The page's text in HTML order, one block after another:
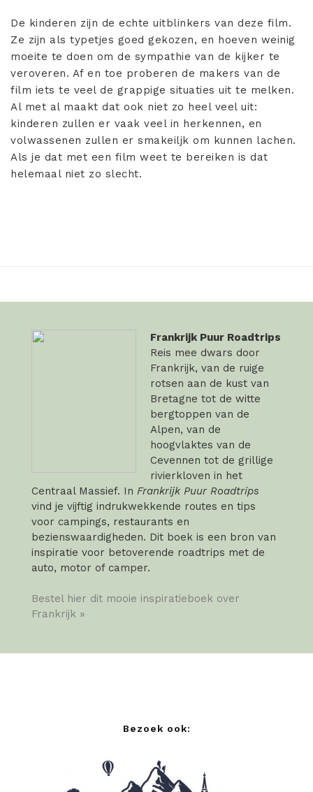
De kinderen zijn de echte uitblinkers van deze film.
Ze zijn als typetjes goed gekozen, en hoeven weinig
moeite te doen om de sympathie van de kijker te
veroveren. Af en toe proberen de makers van de
film iets te veel de grappige situaties uit te melken.
Al met al maakt dat ook niet zo heel veel uit:
kinderen zullen er vaak veel in herkennen, en
volwassenen zullen er smakeiljk om kunnen lachen.
Als je dat met een film weet te bereiken is dat
helemaal niet zo slecht.
Frankrijk Puur Roadtrips
Reis mee dwars door
Frankrijk, van de ruige
rotsen aan de kust van
Bretagne tot de witte
bergtoppen van de
Alpen, van de
hoogvlaktes van de
Cevennen tot de grillige
rivierkloven in het
Centraal Massief. In Frankrijk Puur Roadtrips
vind je vijftig indrukwekkende routes en tips
voor campings, restaurants en
bezienswaardigheden. Dit boek is een bron van
inspiratie voor betoverende roadtrips met de
auto, motor of camper.
Bestel hier dit mooie inspiratieboek over
Frankrijk »
Bezoek ook: